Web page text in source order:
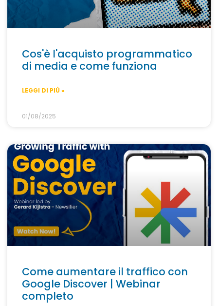
Cos'è l'acquisto programmatico
di media e come funziona
LEGGI DI PIÙ »
01/08/2025
Come aumentare il traffico con
Google Discover | Webinar
completo